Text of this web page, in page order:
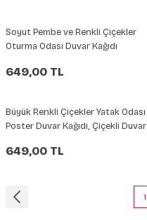
Soyut Pembe ve Renkli Çiçekler
Oturma Odası Duvar Kağıdı
649,00 TL
Büyük Renkli Çiçekler Yatak Odası
Poster Duvar Kağıdı, Çiçekli Duvar
649,00 TL
1